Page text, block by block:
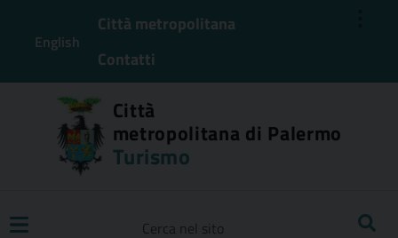
English
Città metropolitana
Contatti
Città
metropolitana di Palermo
Turismo